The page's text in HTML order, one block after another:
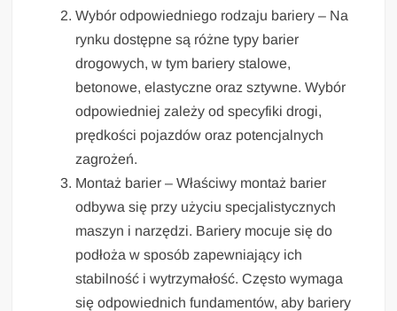
Wybór odpowiedniego rodzaju bariery – Na
rynku dostępne są różne typy barier
drogowych, w tym bariery stalowe,
betonowe, elastyczne oraz sztywne. Wybór
odpowiedniej zależy od specyfiki drogi,
prędkości pojazdów oraz potencjalnych
zagrożeń.
Montaż barier – Właściwy montaż barier
odbywa się przy użyciu specjalistycznych
maszyn i narzędzi. Bariery mocuje się do
podłoża w sposób zapewniający ich
stabilność i wytrzymałość. Często wymaga
się odpowiednich fundamentów, aby bariery